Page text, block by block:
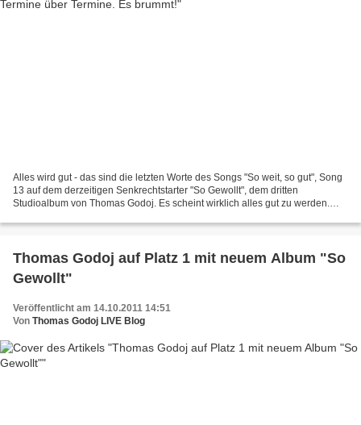
Alles wird gut - das sind die letzten Worte des Songs "So weit, so gut", Song
13 auf dem derzeitigen Senkrechtstarter "So Gewollt", dem dritten
Studioalbum von Thomas Godoj. Es scheint wirklich alles gut zu werden.
Thomas Godoj auf Platz 1 mit neuem Album "So
Gewollt"
Veröffentlicht am 14.10.2011 14:51
Von Thomas Godoj LIVE Blog